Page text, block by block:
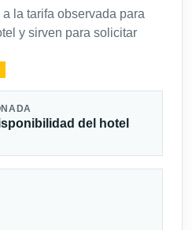
la tarifa observada para
y sirven para solicitar
del hotel